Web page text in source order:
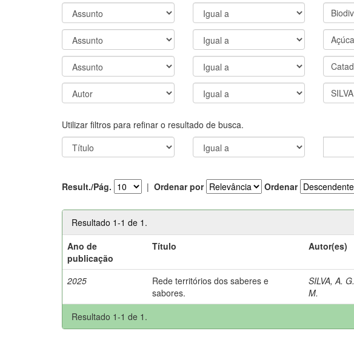
Utilizar filtros para refinar o resultado de busca.
Result./Pág. | Ordenar por Ordenar
Resultado 1-1 de 1.
Ano de
publicação
Título Autor(es)
2025
Rede territórios dos saberes e
sabores.
SILVA, A. G.
M.
Resultado 1-1 de 1.